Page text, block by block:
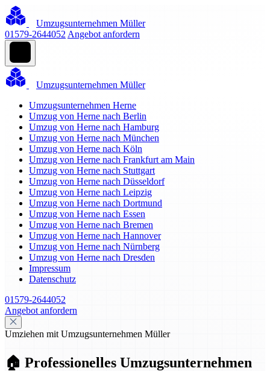
Umzugsunternehmen Müller
01579-2644052 Angebot anfordern
Umzugsunternehmen Müller
Umzugsunternehmen Herne
Umzug von Herne nach Berlin
Umzug von Herne nach Hamburg
Umzug von Herne nach München
Umzug von Herne nach Köln
Umzug von Herne nach Frankfurt am Main
Umzug von Herne nach Stuttgart
Umzug von Herne nach Düsseldorf
Umzug von Herne nach Leipzig
Umzug von Herne nach Dortmund
Umzug von Herne nach Essen
Umzug von Herne nach Bremen
Umzug von Herne nach Hannover
Umzug von Herne nach Nürnberg
Umzug von Herne nach Dresden
Impressum
Datenschutz
01579-2644052
Angebot anfordern
Umziehen mit Umzugsunternehmen Müller
🏠 Professionelles Umzugsunternehmen